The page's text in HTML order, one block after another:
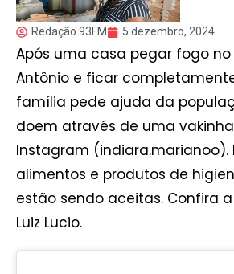
Redação 93FM 5 dezembro, 2024
Após uma casa pegar fogo
Antônio e ficar
família pede ajuda da
doem através de uma
Instagram (indiara.marianoo).
alimentos e produtos de
estão sendo aceitas. Confira
Luiz Lucio.